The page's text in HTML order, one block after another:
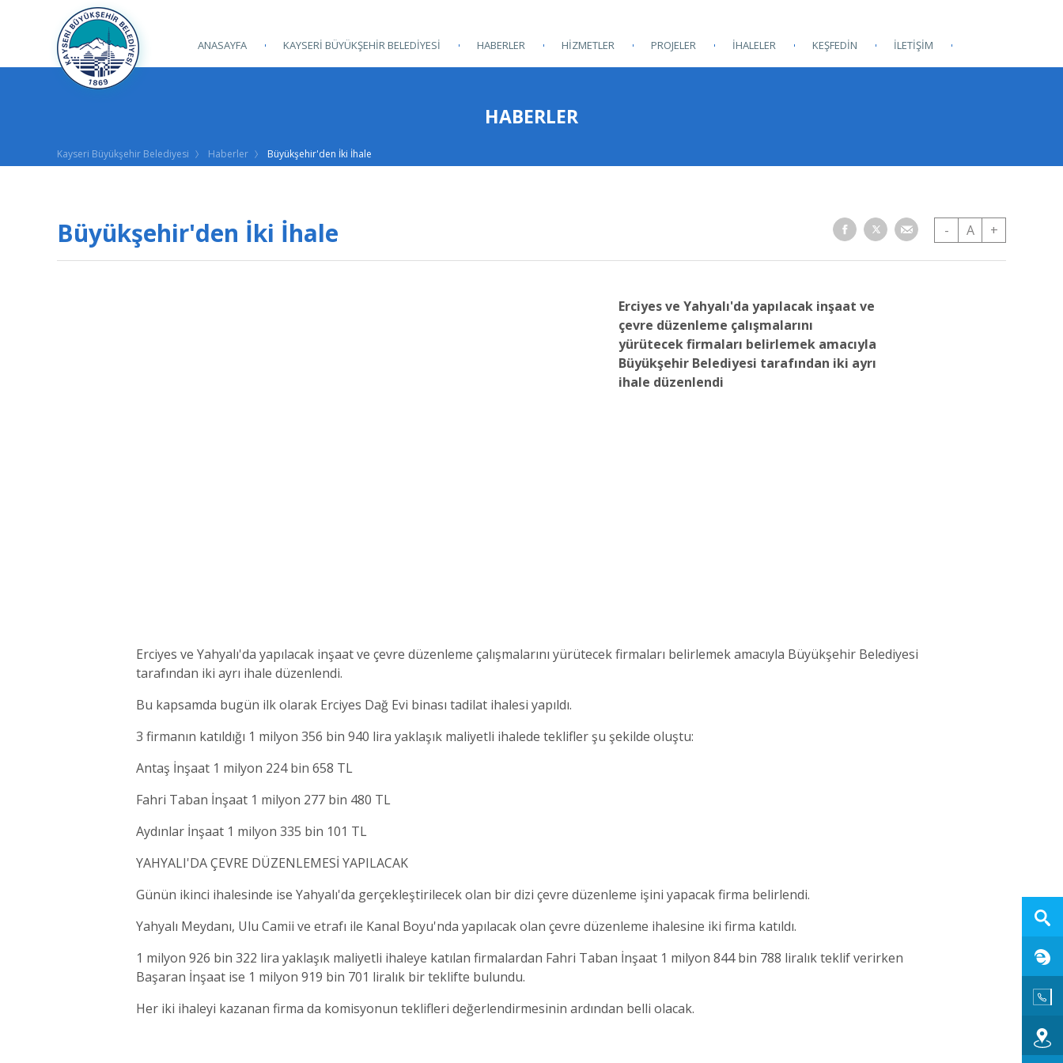
ANASAYFA KAYSERİ BÜYÜKŞEHİR BELEDİYESİ HABERLER HİZMETLER PROJELER İHALELER KEŞFEDİN İLETİŞİM
HABERLER
Kayseri Büyükşehir Belediyesi Haberler Büyükşehir'den İki İhale
Büyükşehir'den İki İhale - A +
Erciyes ve Yahyalı'da yapılacak inşaat ve
çevre düzenleme çalışmalarını
yürütecek firmaları belirlemek amacıyla
Büyükşehir Belediyesi tarafından iki ayrı
ihale düzenlendi
Erciyes ve Yahyalı'da yapılacak inşaat ve çevre düzenleme çalışmalarını yürütecek firmaları belirlemek amacıyla Büyükşehir Belediyesi
tarafından iki ayrı ihale düzenlendi.
Bu kapsamda bugün ilk olarak Erciyes Dağ Evi binası tadilat ihalesi yapıldı.
3 firmanın katıldığı 1 milyon 356 bin 940 lira yaklaşık maliyetli ihalede teklifler şu şekilde oluştu:
Antaş İnşaat 1 milyon 224 bin 658 TL
Fahri Taban İnşaat 1 milyon 277 bin 480 TL
Aydınlar İnşaat 1 milyon 335 bin 101 TL
YAHYALI'DA ÇEVRE DÜZENLEMESİ YAPILACAK
Günün ikinci ihalesinde ise Yahyalı'da gerçekleştirilecek olan bir dizi çevre düzenleme işini yapacak firma belirlendi.
Yahyalı Meydanı, Ulu Camii ve etrafı ile Kanal Boyu'nda yapılacak olan çevre düzenleme ihalesine iki firma katıldı.
1 milyon 926 bin 322 lira yaklaşık maliyetli ihaleye katılan firmalardan Fahri Taban İnşaat 1 milyon 844 bin 788 liralık teklif verirken
Başaran İnşaat ise 1 milyon 919 bin 701 liralık bir teklifte bulundu.
Her iki ihaleyi kazanan firma da komisyonun teklifleri değerlendirmesinin ardından belli olacak.